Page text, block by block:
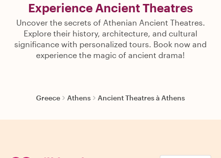
Experience Ancient Theatres
Uncover the secrets of Athenian Ancient Theatres.
Explore their history, architecture, and cultural
significance with personalized tours. Book now and
experience the magic of ancient drama!
Greece Athens Ancient Theatres à Athens